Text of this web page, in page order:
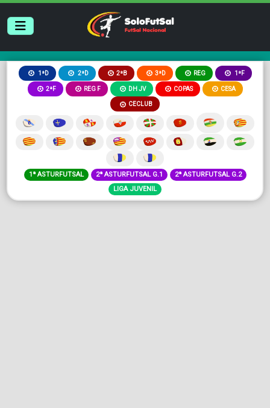
1ªD 2ªD 2ªB 3ªD REG 1ªF
2ªF REG F DH JV COPAS CESA
CECLUB
1ª ASTURFUTSAL 2ª ASTURFUTSAL G.1
2ª ASTURFUTSAL G.2
LIGA JUVENIL